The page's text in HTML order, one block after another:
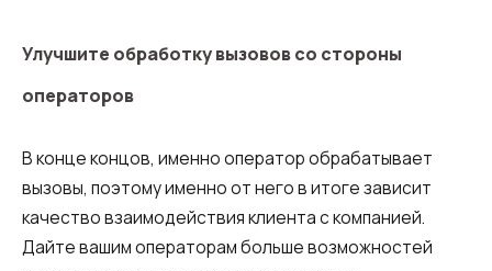
Улучшите обработку вызовов со стороны
операторов
В конце концов, именно оператор обрабатывает
вызовы, поэтому именно от него в итоге зависит
качество взаимодействия клиента с компанией.
Дайте вашим операторам больше возможностей